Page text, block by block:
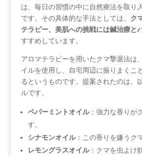
は、毎日の習慣の中に自然療法を取り
です。その具体的な手法としては、 ク
テラピー、美肌への挑戦には鍼治療と
すすめしています。
アロマテラピーを用いたクマ撃退法は
イルを使用し、自宅周辺に振りまくこ
るというものです。提案されたのは、
ルです。
ペパーミントオイル：強力な香りが
す。
シナモンオイル：この香りを嫌うク
レモングラスオイル：クマを虫よけ